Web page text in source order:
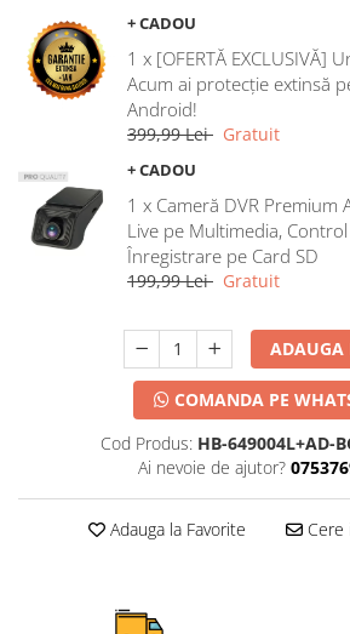
+ CADOU
1 x [OFERTĂ EXCLUSIVĂ]
Acum ai protecție extinsă
Android!
399,99 Lei Gratuit
+ CADOU
1 x Cameră DVR Premium
Live pe Multimedia,
Înregistrare pe Card SD
199,99 Lei Gratuit
ADAUGA
COMANDA PE
Cod Produs: HB-649004L+AD-
Ai nevoie de ajutor?
Adauga la Favorite Cere